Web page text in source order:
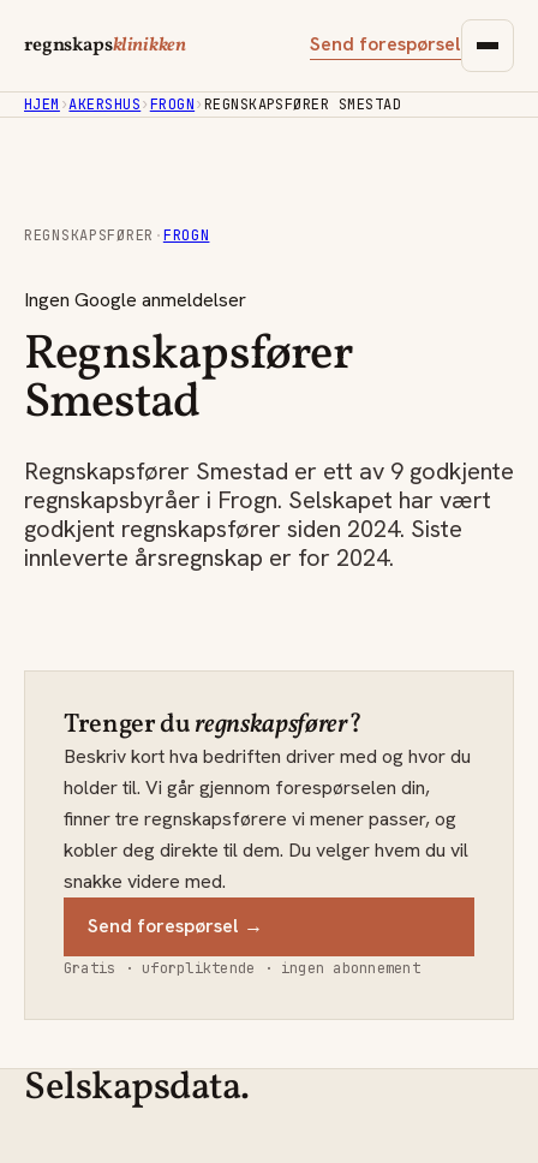
regnskapsklinikken Send forespørsel
HJEM ›AKERSHUS›FROGN›REGNSKAPSFØRER SMESTAD
REGNSKAPSFØRER ·FROGN
Ingen Google anmeldelser
Regnskapsfører
Smestad
Regnskapsfører Smestad er ett av 9 godkjente
regnskapsbyråer i Frogn. Selskapet har vært
godkjent regnskapsfører siden 2024. Siste
innleverte årsregnskap er for 2024.
Trenger duregnskapsfører?
Beskriv kort hva bedriften driver med og hvor du
holder til. Vi går gjennom forespørselen din,
finner tre regnskapsførere vi mener passer, og
kobler deg direkte til dem. Du velger hvem du vil
snakke videre med.
Send forespørsel →
Gratis · uforpliktende · ingen abonnement
Selskapsdata.